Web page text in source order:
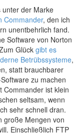
unter der Marke
Commander, den ich
unentbehrlich fand.
Software von Norton
Glückgibt es
Betrübssysteme,
statt brauchbarer
zu machen
Commander ist klein
seltsam, wenn
sehr schnell dran.
große Mengen von
Einschließlich FTP